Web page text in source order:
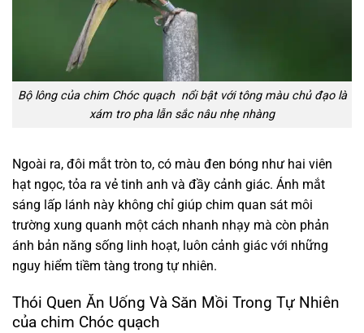
Bộ lông của chim Chóc quạch nổi bật với tông màu chủ đạo là
xám tro pha lẫn sắc nâu nhẹ nhàng
Ngoài ra, đôi mắt tròn to, có màu đen bóng như hai viên
hạt ngọc, tỏa ra vẻ tinh anh và đầy cảnh giác. Ánh mắt
sáng lấp lánh này không chỉ giúp chim quan sát môi
trường xung quanh một cách nhanh nhạy mà còn phản
ánh bản năng sống linh hoạt, luôn cảnh giác với những
nguy hiểm tiềm tàng trong tự nhiên.
Thói Quen Ăn Uống Và Săn Mồi Trong Tự Nhiên
của chim Chóc quạch